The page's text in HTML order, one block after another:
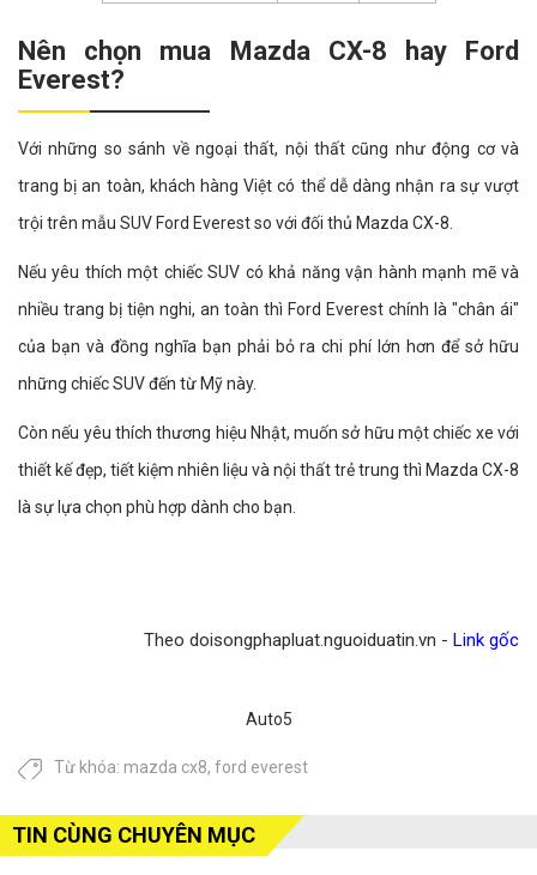
Nên chọn mua Mazda CX-8 hay Ford
Everest?
Với những so sánh về ngoại thất, nội thất cũng như động cơ và
trang bị an toàn, khách hàng Việt có thể dễ dàng nhận ra sự vượt
trội trên mẫu SUV Ford Everest so với đối thủ Mazda CX-8.
Nếu yêu thích một chiếc SUV có khả năng vận hành mạnh mẽ và
nhiều trang bị tiện nghi, an toàn thì Ford Everest chính là "chân ái"
của bạn và đồng nghĩa bạn phải bỏ ra chi phí lớn hơn để sở hữu
những chiếc SUV đến từ Mỹ này.
Còn nếu yêu thích thương hiệu Nhật, muốn sở hữu một chiếc xe với
thiết kế đẹp, tiết kiệm nhiên liệu và nội thất trẻ trung thì Mazda CX-8
là sự lựa chọn phù hợp dành cho bạn.
Theo doisongphapluat.nguoiduatin.vn - Link gốc
Auto5
Từ khóa: mazda cx8, ford everest
TIN CÙNG CHUYÊN MỤC